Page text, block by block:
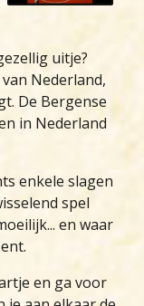
uitje?
Nederland,
De Bergense
in Nederland
enkele slagen
spel
en waar
en ga voor